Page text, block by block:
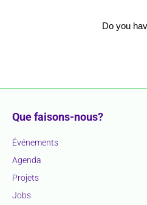
Do you
Que faisons-nous?
Événements
Agenda
Projets
Jobs